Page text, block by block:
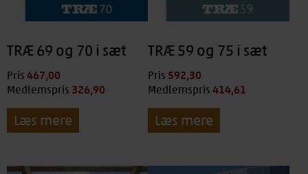
TRÆ 69 og 70 i sæt
Pris 467,00
Medlemspris 326,90
Læs mere
TRÆ 59 og 75 i sæt
Pris 592,30
Medlemspris414,61
Læs mere